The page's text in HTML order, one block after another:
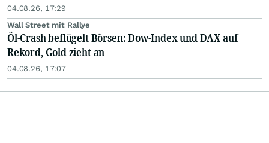
04.08.26, 17:29
Wall Street mit Rallye
Öl-Crash beflügelt Börsen: Dow-Index und DAX auf
Rekord, Gold zieht an
04.08.26, 17:07